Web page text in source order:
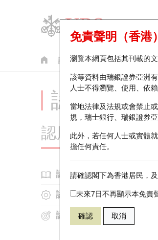
認股證 牛熊證 美股指數產
免責聲明（香港）
瀏覽本網頁包括其刊載的
該等資料由瑞銀證券亞洲
人士不得瀏覽、使用、依
當地法律及法規或會禁止
規，瑞士銀行、瑞銀證券
此外，若任何人士或實體
擔任何責任。
請確認閣下為香港居民，
未來7日不再顯示本免責
確認 取消
認股證投
認股證知多啲
認股證基本知識
什麼是認股證?
為何投資認股證？
認股證運作
認股證的價格跳動計算
認股證攻略